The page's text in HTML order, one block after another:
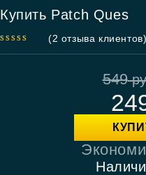
Купить Patch Ques
(2 отзыва клиентов)
549